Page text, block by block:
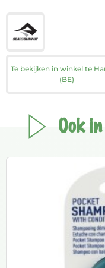
Te bekijken in winkel te
(BE)
Ook